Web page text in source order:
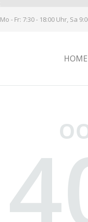
Mo - Fr: 7:30 - 18:00 Uhr, Sa
HOME